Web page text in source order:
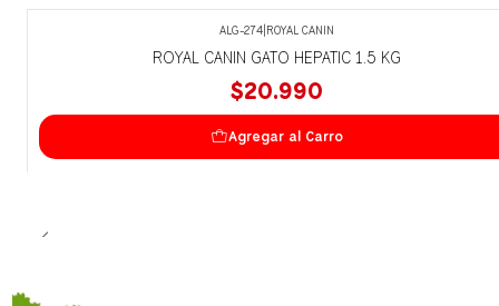
ALG-274 ROYAL CANIN
ROYAL CANIN GATO HEPATIC 1.5 KG
$20.990
Agregar al Carro